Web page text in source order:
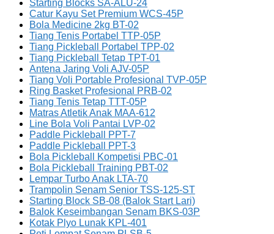
Starting Blocks SA-ALU-24
Catur Kayu Set Premium WCS-45P
Bola Medicine 2kg BT-02
Tiang Tenis Portabel TTP-05P
Tiang Pickleball Portabel TPP-02
Tiang Pickleball Tetap TPT-01
Antena Jaring Voli AJV-05P
Tiang Voli Portable Profesional TVP-05P
Ring Basket Profesional PRB-02
Tiang Tenis Tetap TTT-05P
Matras Atletik Anak MAA-612
Line Bola Voli Pantai LVP-02
Paddle Pickleball PPT-7
Paddle Pickleball PPT-3
Bola Pickleball Kompetisi PBC-01
Bola Pickleball Training PBT-02
Lempar Turbo Anak LTA-70
Trampolin Senam Senior TSS-125-ST
Starting Block SB-08 (Balok Start Lari)
Balok Keseimbangan Senam BKS-03P
Kotak Plyo Lunak KPL-401